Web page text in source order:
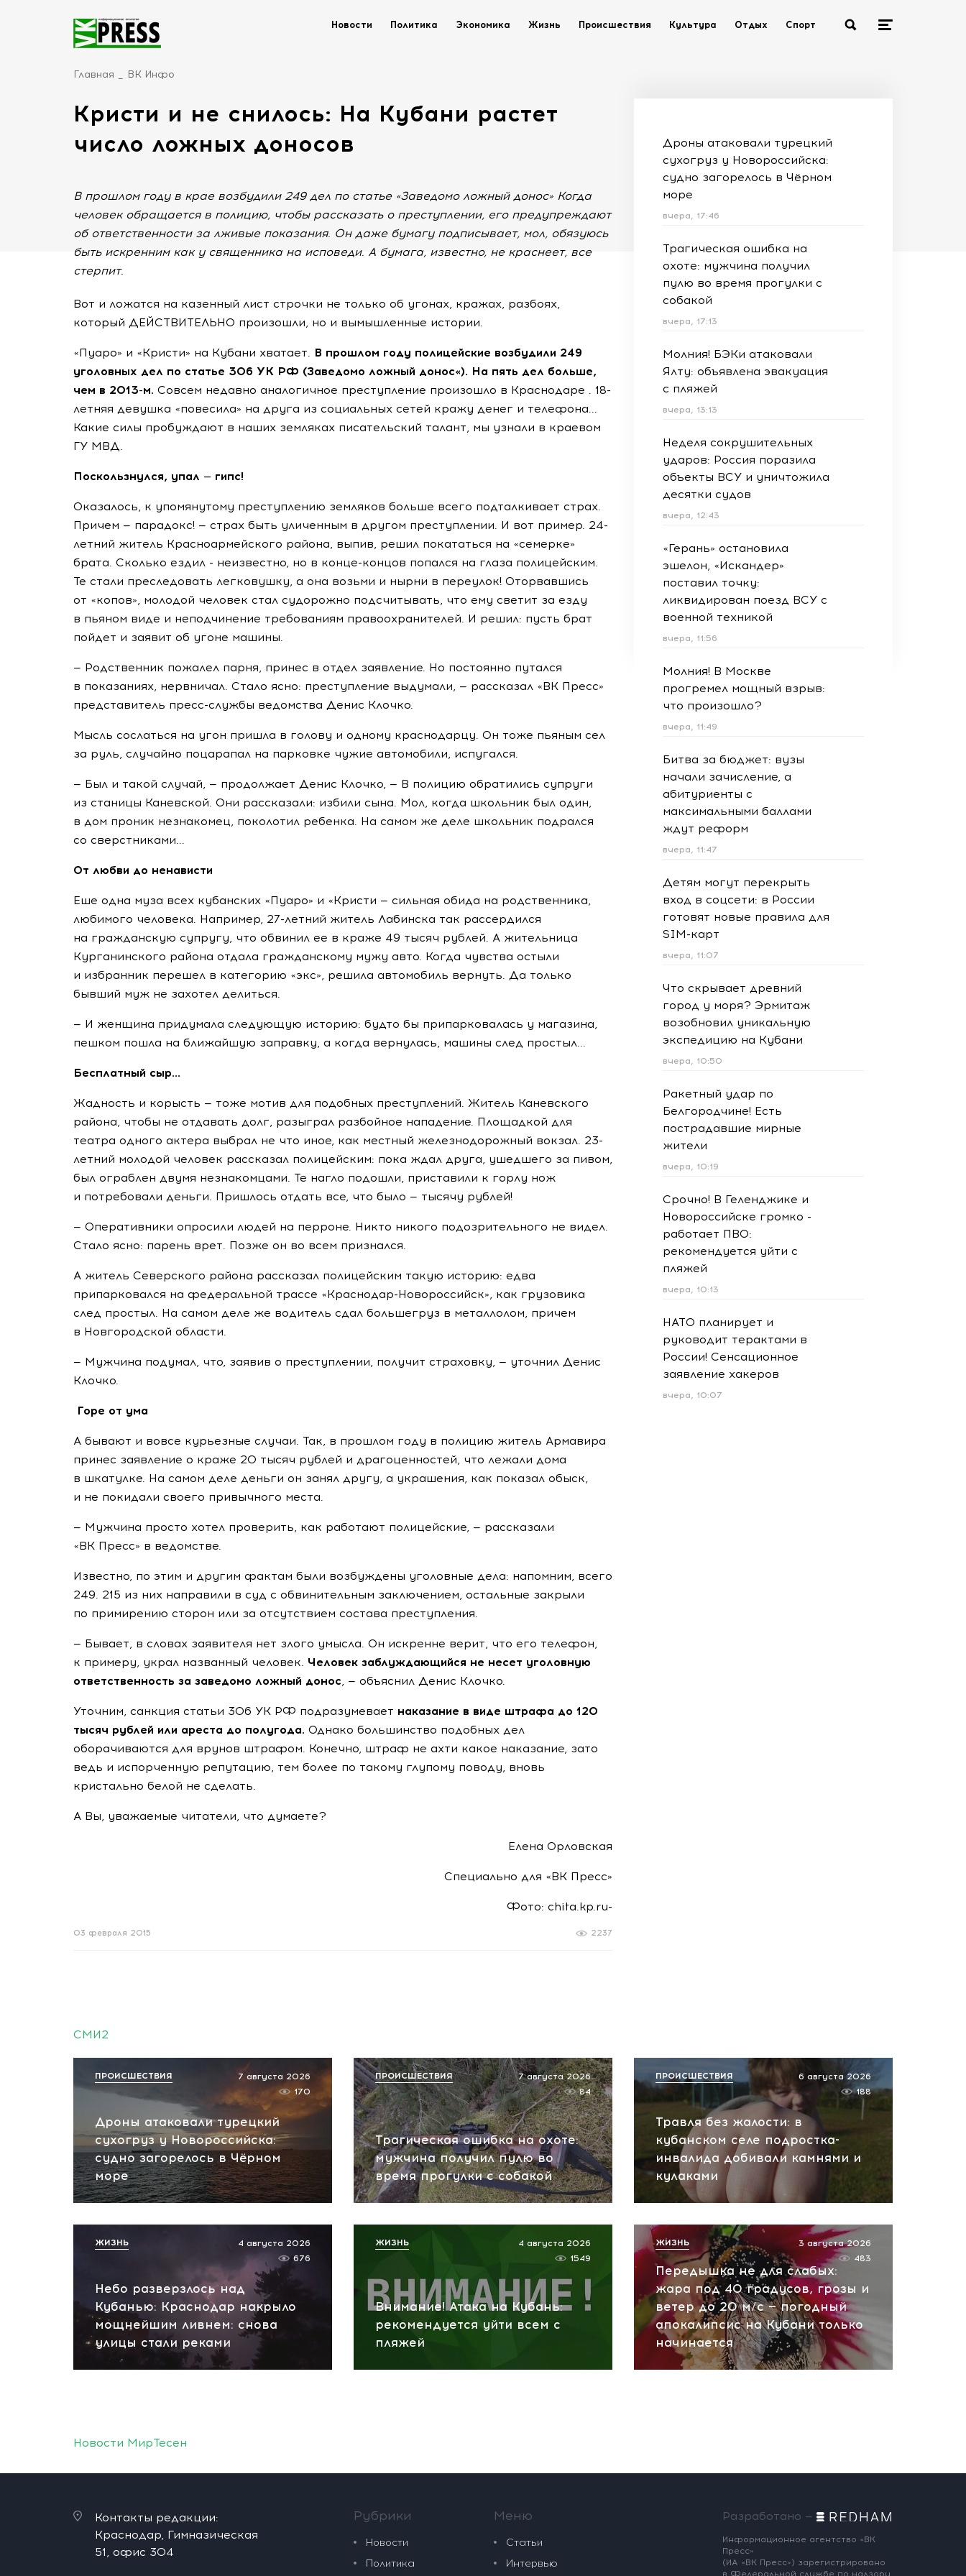
Новости Политика Экономика Жизнь Происшествия Культура Отдых Спорт
Главная ВК Инфо
Кристи и не снилось: На Кубани растет
число ложных доносов
В прошлом году в крае возбудили 249 дел по статье «Заведомо ложный донос» Когда
человек обращается в полицию, чтобы рассказать о преступлении, его предупреждают
об ответственности за лживые показания. Он даже бумагу подписывает, мол, обязуюсь
быть искренним как у священника на исповеди. А бумага, известно, не краснеет, все
стерпит.
Вот и ложатся на казенный лист строчки не только об угонах, кражах, разбоях,
который ДЕЙСТВИТЕЛЬНО произошли, но и вымышленные истории.
«Пуаро» и «Кристи» на Кубани хватает. В прошлом году полицейские возбудили 249
уголовных дел по статье 306 УК РФ (Заведомо ложный донос«). На пять дел больше,
чем в 2013-м. Совсем недавно аналогичное преступление произошло в Краснодаре . 18-
летняя девушка «повесила» на друга из социальных сетей кражу денег и телефона...
Какие силы пробуждают в наших земляках писательский талант, мы узнали в краевом
ГУ МВД.
Поскользнулся, упал — гипс!
Оказалось, к упомянутому преступлению земляков больше всего подталкивает страх.
Причем — парадокс! — страх быть уличенным в другом преступлении. И вот пример. 24-
летний житель Красноармейского района, выпив, решил покататься на «семерке»
брата. Сколько ездил - неизвестно, но в конце-концов попался на глаза полицейским.
Те стали преследовать легковушку, а она возьми и нырни в переулок! Оторвавшись
от «копов», молодой человек стал судорожно подсчитывать, что ему светит за езду
в пьяном виде и неподчинение требованиям правоохранителей. И решил: пусть брат
пойдет и заявит об угоне машины.
— Родственник пожалел парня, принес в отдел заявление. Но постоянно путался
в показаниях, нервничал. Стало ясно: преступление выдумали, — рассказал «ВК Пресс»
представитель пресс-службы ведомства Денис Клочко.
Мысль сослаться на угон пришла в голову и одному краснодарцу. Он тоже пьяным сел
за руль, случайно поцарапал на парковке чужие автомобили, испугался.
— Был и такой случай, — продолжает Денис Клочко, — В полицию обратились супруги
из станицы Каневской. Они рассказали: избили сына. Мол, когда школьник был один,
в дом проник незнакомец, поколотил ребенка. На самом же деле школьник подрался
со сверстниками...
От любви до ненависти
Еше одна муза всех кубанских «Пуаро» и «Кристи — сильная обида на родственника,
любимого человека. Например, 27-летний житель Лабинска так рассердился
на гражданскую супругу, что обвинил ее в краже 49 тысяч рублей. А жительница
Курганинского района отдала гражданскому мужу авто. Когда чувства остыли
и избранник перешел в категорию «экс», решила автомобиль вернуть. Да только
бывший муж не захотел делиться.
— И женщина придумала следующую историю: будто бы припарковалась у магазина,
пешком пошла на ближайшую заправку, а когда вернулась, машины след простыл...
Бесплатный сыр...
Жадность и корысть — тоже мотив для подобных преступлений. Житель Каневского
района, чтобы не отдавать долг, разыграл разбойное нападение. Площадкой для
театра одного актера выбрал не что иное, как местный железнодорожный вокзал. 23-
летний молодой человек рассказал полицейским: пока ждал друга, ушедшего за пивом,
был ограблен двумя незнакомцами. Те нагло подошли, приставили к горлу нож
и потребовали деньги. Пришлось отдать все, что было — тысячу рублей!
— Оперативники опросили людей на перроне. Никто никого подозрительного не видел.
Стало ясно: парень врет. Позже он во всем признался.
А житель Северского района рассказал полицейским такую историю: едва
припарковался на федеральной трассе «Краснодар-Новороссийск», как грузовика
след простыл. На самом деле же водитель сдал большегруз в металлолом, причем
в Новгородской области.
— Мужчина подумал, что, заявив о преступлении, получит страховку, — уточнил Денис
Клочко.
Горе от ума
А бывают и вовсе курьезные случаи. Так, в прошлом году в полицию житель Армавира
принес заявление о краже 20 тысяч рублей и драгоценностей, что лежали дома
в шкатулке. На самом деле деньги он занял другу, а украшения, как показал обыск,
и не покидали своего привычного места.
— Мужчина просто хотел проверить, как работают полицейские, — рассказали
«ВК Пресс» в ведомстве.
Известно, по этим и другим фактам были возбуждены уголовные дела: напомним, всего
249. 215 из них направили в суд с обвинительным заключением, остальные закрыли
по примирению сторон или за отсутствием состава преступления.
— Бывает, в словах заявителя нет злого умысла. Он искренне верит, что его телефон,
к примеру, украл названный человек. Человек заблуждающийся не несет уголовную
ответственность за заведомо ложный донос, — объяснил Денис Клочко.
Уточним, санкция статьи 306 УК РФ подразумевает наказание в виде штрафа до 120
тысяч рублей или ареста до полугода. Однако большинство подобных дел
оборачиваются для врунов штрафом. Конечно, штраф не ахти какое наказание, зато
ведь и испорченную репутацию, тем более по такому глупому поводу, вновь
кристально белой не сделать.
А Вы, уважаемые читатели, что думаете?
Елена Орловская
Специально для «ВК Пресс»
Фото: chita.kp.ru-
2237
03 февраля 2015
Дроны атаковали турецкий
сухогруз у Новороссийска:
судно загорелось в Чёрном
море
вчера, 17:46
Трагическая ошибка на
охоте: мужчина получил
пулю во время прогулки с
собакой
вчера, 17:13
Молния! БЭКи атаковали
Ялту: объявлена эвакуация
с пляжей
вчера, 13:13
Неделя сокрушительных
ударов: Россия поразила
объекты ВСУ и уничтожила
десятки судов
вчера, 12:43
«Герань» остановила
эшелон, «Искандер»
поставил точку:
ликвидирован поезд ВСУ с
военной техникой
вчера, 11:56
Молния! В Москве
прогремел мощный взрыв:
что произошло?
вчера, 11:49
Битва за бюджет: вузы
начали зачисление, а
абитуриенты с
максимальными баллами
ждут реформ
вчера, 11:47
Детям могут перекрыть
вход в соцсети: в России
готовят новые правила для
SIM-карт
вчера, 11:07
Что скрывает древний
город у моря? Эрмитаж
возобновил уникальную
экспедицию на Кубани
вчера, 10:50
Ракетный удар по
Белгородчине! Есть
пострадавшие мирные
жители
вчера, 10:19
Срочно! В Геленджике и
Новороссийске громко -
работает ПВО:
рекомендуется уйти с
пляжей
вчера, 10:13
НАТО планирует и
руководит терактами в
России! Сенсационное
заявление хакеров
вчера, 10:07
СМИ2
Дроны атаковали турецкий
сухогруз у Новороссийска:
судно загорелось в Чёрном
море
7 августа 2026
170
ПРОИСШЕСТВИЯ
Трагическая ошибка на охоте:
мужчина получил пулю во
время прогулки с собакой
7 августа 2026
84
ПРОИСШЕСТВИЯ
Травля без жалости: в
кубанском селе подростка-
инвалида добивали камнями и
кулаками
6 августа 2026
188
ПРОИСШЕСТВИЯ
Небо разверзлось над
Кубанью: Краснодар накрыло
мощнейшим ливнем: снова
улицы стали реками
4 августа 2026
676
ЖИЗНЬ
Внимание! Атака на Кубань:
рекомендуется уйти всем с
пляжей
4 августа 2026
1549
ЖИЗНЬ
Передышка не для слабых:
жара под 40 градусов, грозы и
ветер до 20 м/с — погодный
апокалипсис на Кубани только
начинается
3 августа 2026
483
ЖИЗНЬ
Новости МирТесен
Контакты редакции:
Краснодар, Гимназическая
51, офис 304
Рубрики
Новости
Политика
Меню
Статьи
Интервью
Разработано —
Информационное агентство «ВК
Пресс»
(ИА «ВК Пресс») зарегистрировано
в Федеральной службе по надзору